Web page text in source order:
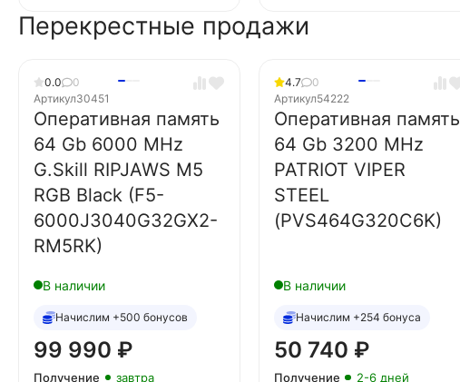
Перекрестные продажи
0.0
0
Артикул30451
Оперативная память
64 Gb 6000 MHz
G.Skill RIPJAWS M5
RGB Black (F5-
6000J3040G32GX2-
RM5RK)
В наличии
Начислим +500 бонусов
99 990 ₽
Получение завтра
4.7
0
Артикул54222
Оперативная память
64 Gb 3200 MHz
PATRIOT VIPER
STEEL
(PVS464G320C6K)
В наличии
Начислим +254 бонуса
50 740 ₽
Получение 2-6 дней